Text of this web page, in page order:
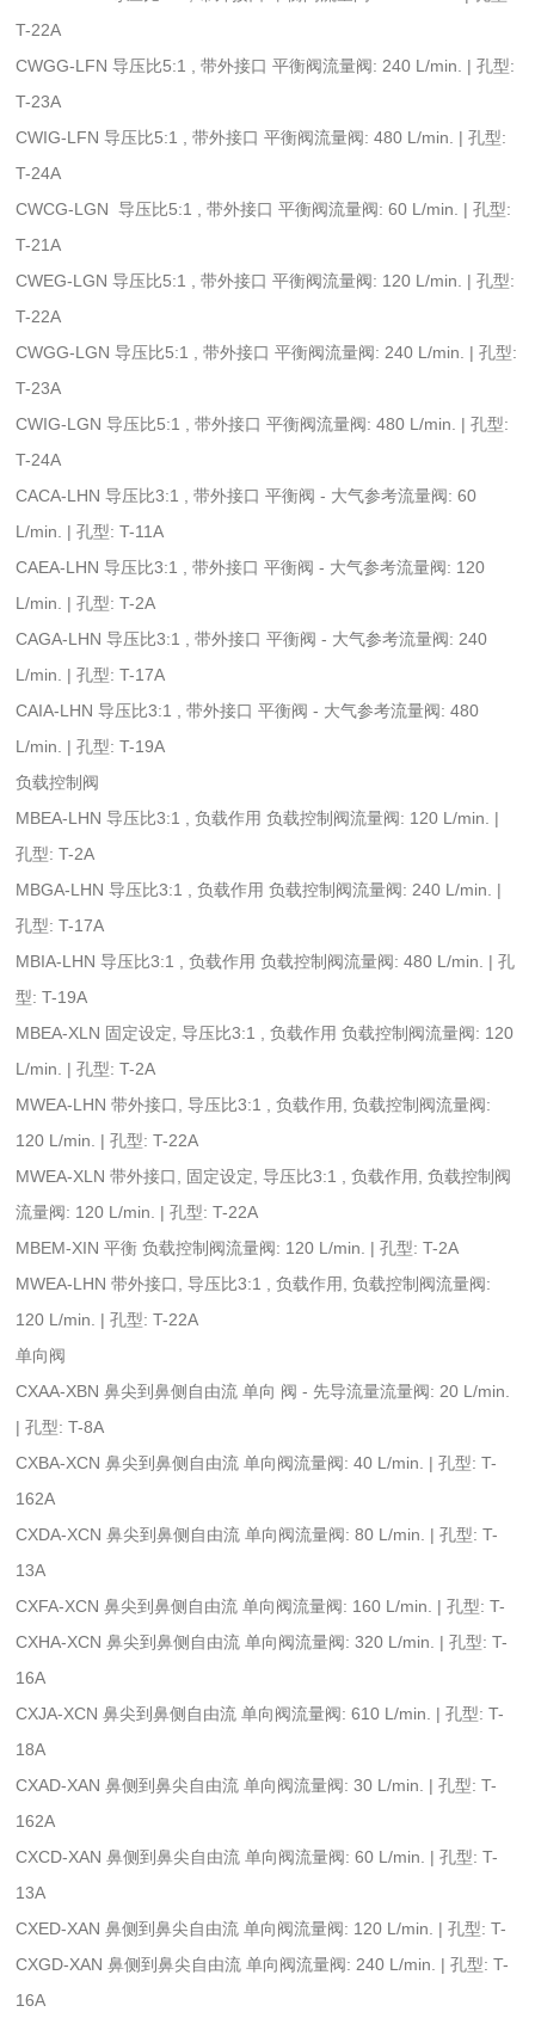
T-22A
CWGG-LFN 导压比5:1 , 带外接口 平衡阀流量阀: 240 L/min. | 孔型:
T-23A
CWIG-LFN 导压比5:1 , 带外接口 平衡阀流量阀: 480 L/min. | 孔型:
T-24A
CWCG-LGN 导压比5:1 , 带外接口 平衡阀流量阀: 60 L/min. | 孔型:
T-21A
CWEG-LGN 导压比5:1 , 带外接口 平衡阀流量阀: 120 L/min. | 孔型:
T-22A
CWGG-LGN 导压比5:1 , 带外接口 平衡阀流量阀: 240 L/min. | 孔型:
T-23A
CWIG-LGN 导压比5:1 , 带外接口 平衡阀流量阀: 480 L/min. | 孔型:
T-24A
CACA-LHN 导压比3:1 , 带外接口 平衡阀 - 大气参考流量阀: 60
L/min. | 孔型: T-11A
CAEA-LHN 导压比3:1 , 带外接口 平衡阀 - 大气参考流量阀: 120
L/min. | 孔型: T-2A
CAGA-LHN 导压比3:1 , 带外接口 平衡阀 - 大气参考流量阀: 240
L/min. | 孔型: T-17A
CAIA-LHN 导压比3:1 , 带外接口 平衡阀 - 大气参考流量阀: 480
L/min. | 孔型: T-19A
负载控制阀
MBEA-LHN 导压比3:1 , 负载作用 负载控制阀流量阀: 120 L/min. |
孔型: T-2A
MBGA-LHN 导压比3:1 , 负载作用 负载控制阀流量阀: 240 L/min. |
孔型: T-17A
MBIA-LHN 导压比3:1 , 负载作用 负载控制阀流量阀: 480 L/min. | 孔
型: T-19A
MBEA-XLN 固定设定, 导压比3:1 , 负载作用 负载控制阀流量阀: 120
L/min. | 孔型: T-2A
MWEA-LHN 带外接口, 导压比3:1 , 负载作用, 负载控制阀流量阀:
120 L/min. | 孔型: T-22A
MWEA-XLN 带外接口, 固定设定, 导压比3:1 , 负载作用, 负载控制阀
流量阀: 120 L/min. | 孔型: T-22A
MBEM-XIN 平衡 负载控制阀流量阀: 120 L/min. | 孔型: T-2A
MWEA-LHN 带外接口, 导压比3:1 , 负载作用, 负载控制阀流量阀:
120 L/min. | 孔型: T-22A
单向阀
CXAA-XBN 鼻尖到鼻侧自由流 单向 阀 - 先导流量流量阀: 20 L/min.
| 孔型: T-8A
CXBA-XCN 鼻尖到鼻侧自由流 单向阀流量阀: 40 L/min. | 孔型: T-
162A
CXDA-XCN 鼻尖到鼻侧自由流 单向阀流量阀: 80 L/min. | 孔型: T-
13A
CXFA-XCN 鼻尖到鼻侧自由流 单向阀流量阀: 160 L/min. | 孔型: T-
CXHA-XCN 鼻尖到鼻侧自由流 单向阀流量阀: 320 L/min. | 孔型: T-
16A
CXJA-XCN 鼻尖到鼻侧自由流 单向阀流量阀: 610 L/min. | 孔型: T-
18A
CXAD-XAN 鼻侧到鼻尖自由流 单向阀流量阀: 30 L/min. | 孔型: T-
162A
CXCD-XAN 鼻侧到鼻尖自由流 单向阀流量阀: 60 L/min. | 孔型: T-
13A
CXED-XAN 鼻侧到鼻尖自由流 单向阀流量阀: 120 L/min. | 孔型: T-
CXGD-XAN 鼻侧到鼻尖自由流 单向阀流量阀: 240 L/min. | 孔型: T-
16A